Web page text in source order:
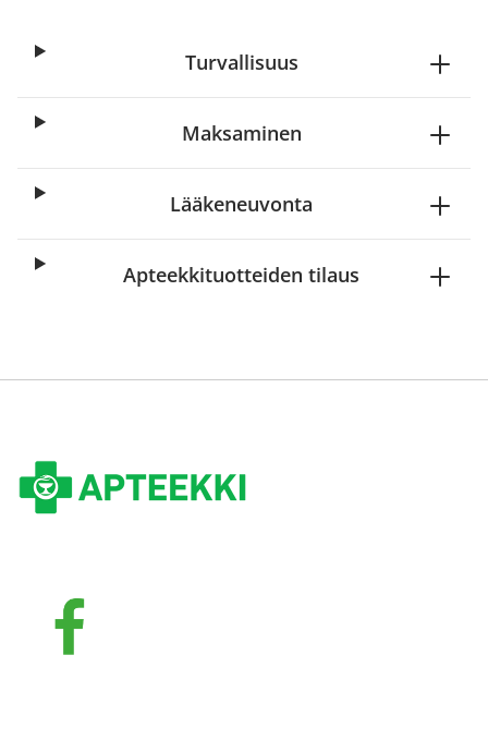
Turvallisuus
Maksaminen
Lääkeneuvonta
Apteekkituotteiden tilaus